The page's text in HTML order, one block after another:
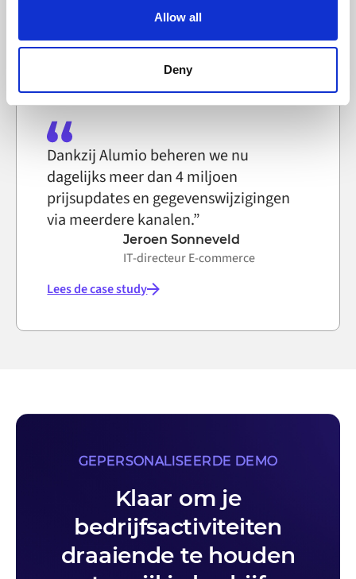
text file that a web browser saves to your computer. You
browser settings accordingly. This could affect the
functioning of the website, however. We also use third-
on the internet
Allow all
Deny
Lees de case study
Dankzij Alumio beheren we nu
dagelijks meer dan 4 miljoen
prijsupdates en gegevenswijzigingen
via meerdere kanalen.”
Jeroen Sonneveld
IT-directeur E-commerce
Lees de case study
GEPERSONALISEERDE DEMO
Klaar om je
bedrijfsactiviteiten
draaiende te houden